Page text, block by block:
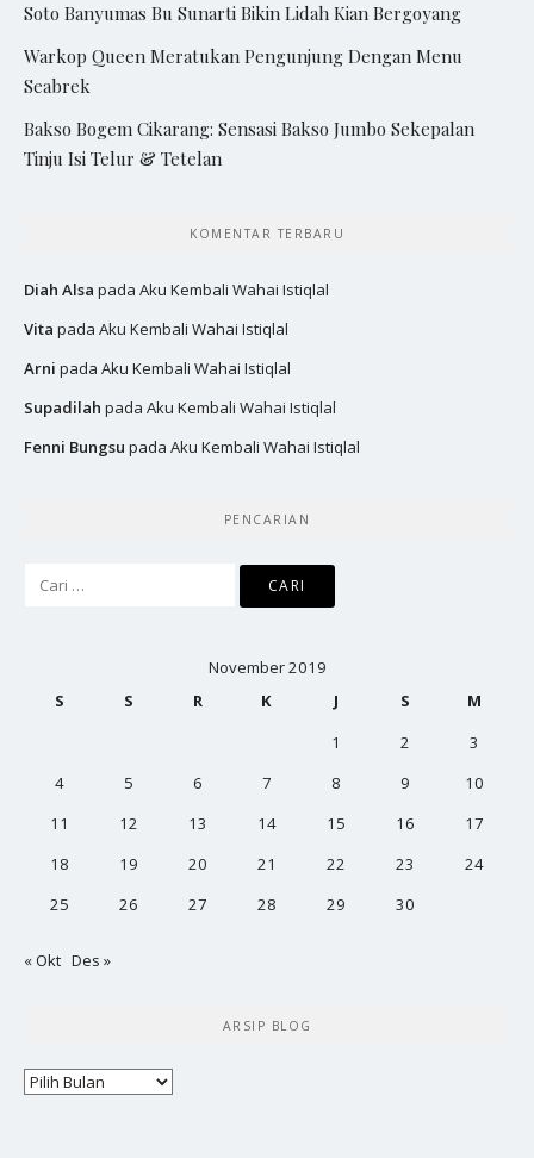
Soto Banyumas Bu Sunarti Bikin Lidah Kian Bergoyang
Warkop Queen Meratukan Pengunjung Dengan Menu
Seabrek
Bakso Bogem Cikarang: Sensasi Bakso Jumbo Sekepalan
Tinju Isi Telur & Tetelan
KOMENTAR TERBARU
Diah Alsa pada Aku Kembali Wahai Istiqlal
Vita pada Aku Kembali Wahai Istiqlal
Arni pada Aku Kembali Wahai Istiqlal
Supadilah pada Aku Kembali Wahai Istiqlal
Fenni Bungsu pada Aku Kembali Wahai Istiqlal
PENCARIAN
November 2019
S
S R K J S
M
1
2
3
4
5 6 7 8 9
10
11
12 13 14 15 16
17
18
19 20 21 22 23
24
25
26 27 28 29 30
« Okt Des »
ARSIP BLOG
Arsip